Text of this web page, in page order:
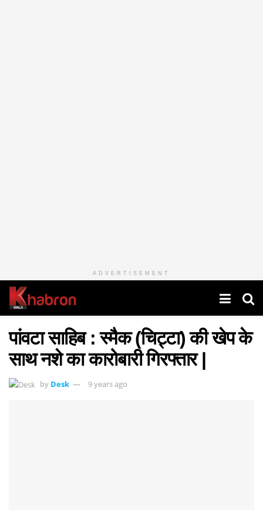
ADVERTISEMENT
पांवटा साहिब : स्मैक (चिट्टा) की खेप के
साथ नशे का कारोबारी गिरफ्तार |
by Desk 9 years ago